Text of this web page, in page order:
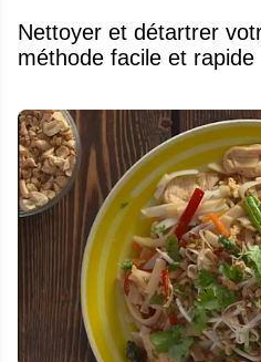
Nettoyer et détartrer
méthode facile et rapide